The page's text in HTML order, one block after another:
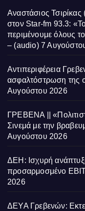
Αναστάσιος
στον Star-fm 93.3:
περιμένουμε όλους
– (audio) 7
Αντιπεριφέρεια
ασφαλτόστρωση της
Αυγούστου 2026
ΓΡΕΒΕΝΑ ||
Σινεμά με την
Αυγούστου 2026
ΔΕΗ: Ισχυρή
προσαρμοσμένο
2026
ΔΕΥΑ Γρεβενών: